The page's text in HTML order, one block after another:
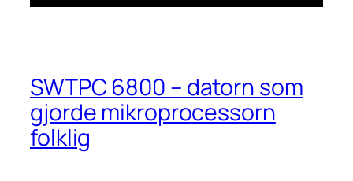
SWTPC 6800 – datorn som
gjorde mikroprocessorn
folklig